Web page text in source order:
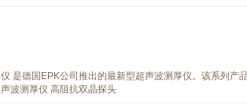
是德国EPK公司推出的最新型超声波测厚仪。该系列产
波测厚仪 高阻抗双晶探头